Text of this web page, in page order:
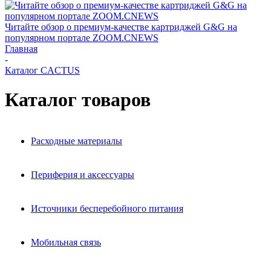
Читайте обзор о премиум-качестве картриджей G&G на
популярном портале ZOOM.CNEWS
Главная
-
Каталог CACTUS
Каталог товаров
Расходные материалы
Периферия и аксессуары
Источники бесперебойного питания
Мобильная связь